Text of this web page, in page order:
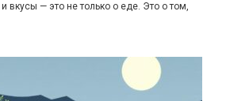
вкусы — это не только о еде. Это о том,